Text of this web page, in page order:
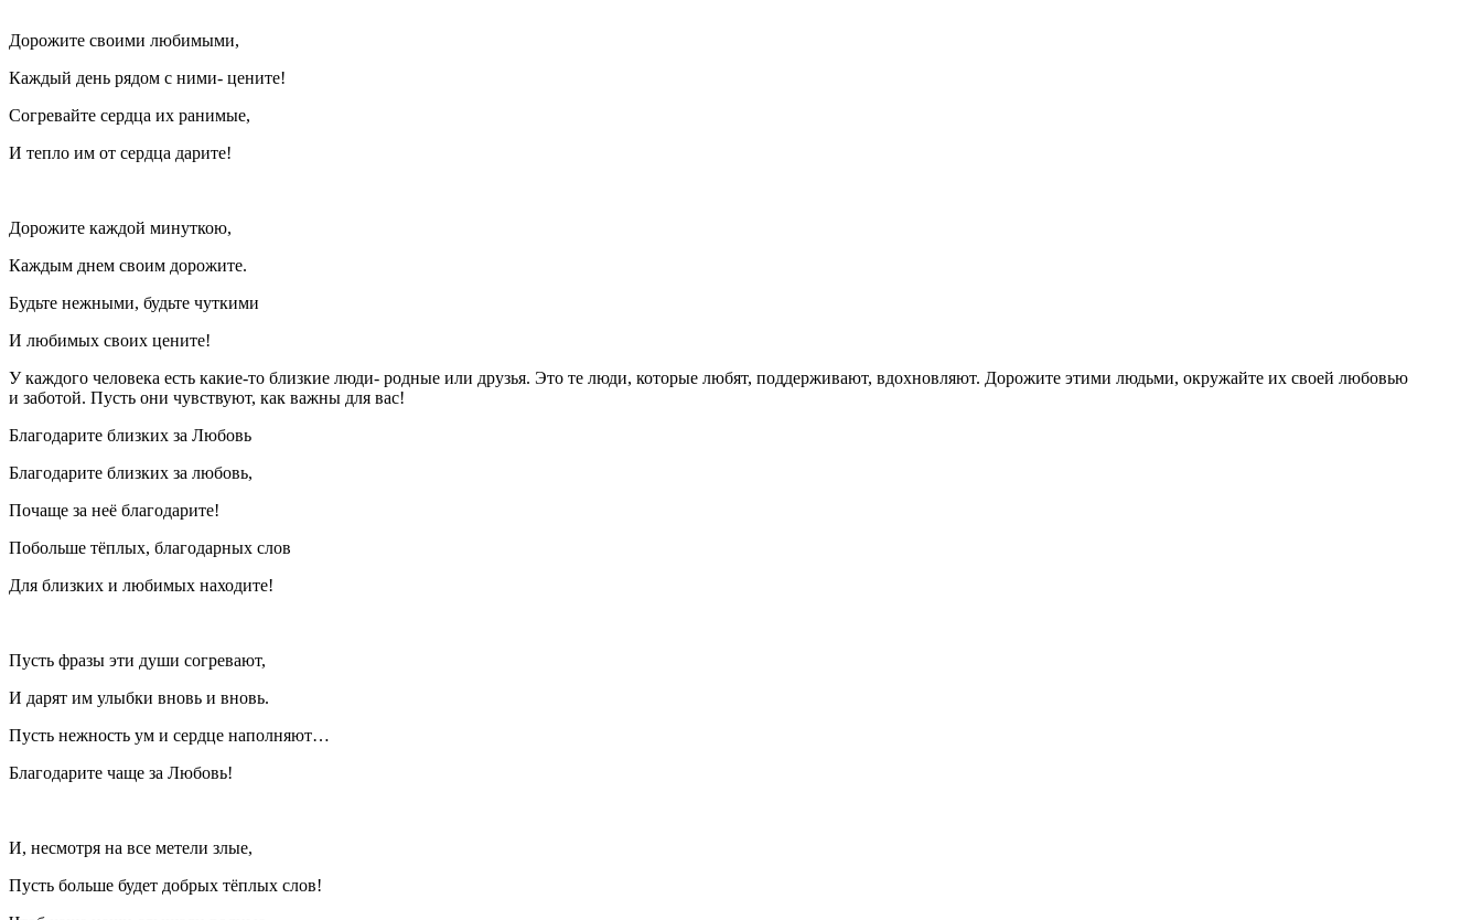
Дорожите своими любимыми,
Каждый день рядом с ними- цените!
Согревайте сердца их ранимые,
И тепло им от сердца дарите!
Дорожите каждой минуткою,
Каждым днем своим дорожите.
Будьте нежными, будьте чуткими
И любимых своих цените!
У каждого человека есть какие-то близкие люди- родные или друзья. Это те люди, которые любят, поддерживают, вдохновляют. Дорожите этими людьми, окружайте их своей любовью
и заботой. Пусть они чувствуют, как важны для вас!
Благодарите близких за Любовь
Благодарите близких за любовь,
Почаще за неё благодарите!
Побольше тёплых, благодарных слов
Для близких и любимых находите!
Пусть фразы эти души согревают,
И дарят им улыбки вновь и вновь.
Пусть нежность ум и сердце наполняют…
Благодарите чаще за Любовь!
И, несмотря на все метели злые,
Пусть больше будет добрых тёплых слов!